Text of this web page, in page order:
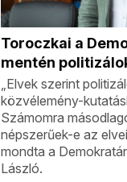
Toroczkai a
mentén
„Elvek szerint
közvélemény-
Számomra
népszerűek-e az
mondta a
László.